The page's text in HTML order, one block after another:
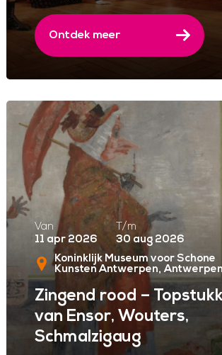
Ontdek meer
Van
11 apr 2026
T/m
30 aug 2026
Koninklijk Museum voor Schone
Kunsten Antwerpen Antwerpen
Zingend rood –
van Ensor, Wouters,
Schmalzigaug